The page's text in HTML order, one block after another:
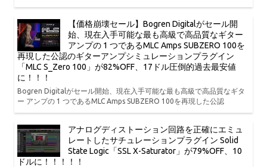
【価格崩壊セール】Bogren Digitalがセール開
始、現在入手可能な最も高級で高品質なギター
アンプの 1 つであるMLC Amps SUBZERO 100を
再現した公認のギターアンプシミュレーションプラグイン
「MLC S_Zero 100」が82%OFF、17ドル圧倒的過去最安値
に！！！
Bogren Digitalがセール開始、現在入手可能な最も高級で高品質なギタ
ー アンプの 1 つであるMLC Amps SUBZERO 100を再現した公認
アナログディストーション回路を正確にエミュ
レートしたサチュレーションプラグイン Solid
State Logic「SSL X-Saturator」が79%OFF、10
ドルに！！！！！